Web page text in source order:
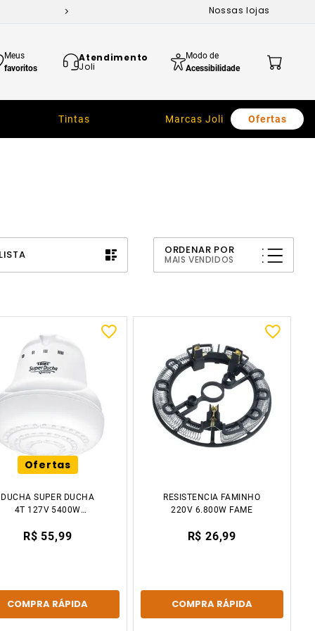
Nossas lojas
Meus
favoritos
Atendimento
Joli
Modo de
Acessibilidade
Tintas Marcas Joli Ofertas
LISTA ORDENAR POR
MAIS VENDIDOS
Ofertas
DUCHA SUPER DUCHA
4T 127V 5400W
R$ 55,99
COMPRA RÁPIDA
RESISTENCIA FAMINHO
220V 6.800W FAME
R$ 26,99
COMPRA RÁPIDA